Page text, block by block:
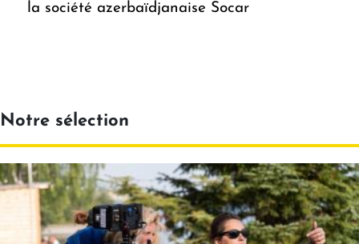
la société azerbaïdjanaise Socar
Notre sélection